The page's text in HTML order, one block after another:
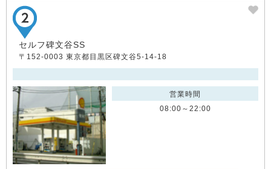
セルフ碑文谷SS
〒152-0003 東京都目黒区碑文谷5-14-18
営業時間
08:00～22:00